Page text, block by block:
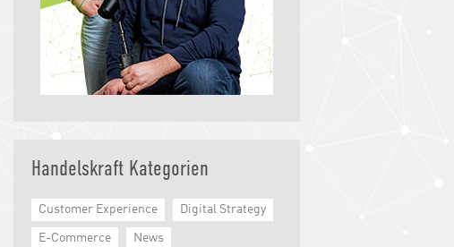
Handelskraft Kategorien
Customer Experience Digital Strategy
E-Commerce News